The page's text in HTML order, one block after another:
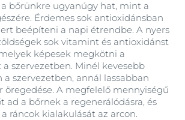
bőrünkre ugyanúgy hat, mint a
Érdemes sok antioxidánsban
beépíteni a napi étrendbe. A nyers
sok vitamint és antioxidánst
képesek megkötni a
szervezetben. Minél kevesebb
a szervezetben, annál lassabban
öregedése. A megfelelő mennyiségű
ad a bőrnek a regenerálódásra, és
ráncok kialakulását az arcon.